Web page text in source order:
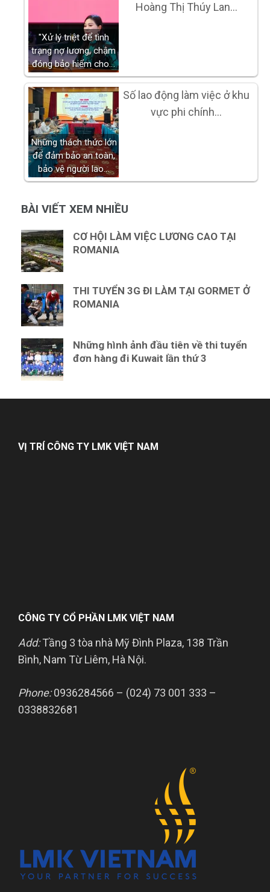
"Xử lý triệt để tình
trạng nợ lương, chậm
đóng bảo hiểm cho…
Hoàng Thị Thúy Lan…
Những thách thức lớn
để đảm bảo an toàn,
bảo vệ người lao…
Số lao động làm việc ở khu
vực phi chính…
BÀI VIẾT XEM NHIỀU
CƠ HỘI LÀM VIỆC LƯƠNG CAO TẠI
ROMANIA
THI TUYỂN 3G ĐI LÀM TẠI GORMET Ở
ROMANIA
Những hình ảnh đầu tiên về thi tuyển
đơn hàng đi Kuwait lần thứ 3
VỊ TRÍ CÔNG TY LMK VIỆT NAM
CÔNG TY CỔ PHẦN LMK VIỆT NAM
Add:Tầng 3 tòa nhà Mỹ Đình Plaza, 138 Trần
Bình, Nam Từ Liêm, Hà Nội.
Phone:0936284566 – (024) 73 001 333 –
0338832681